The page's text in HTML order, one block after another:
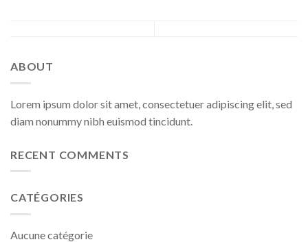
ABOUT
Lorem ipsum dolor sit amet, consectetuer adipiscing elit, sed
diam nonummy nibh euismod tincidunt.
RECENT COMMENTS
CATÉGORIES
Aucune catégorie